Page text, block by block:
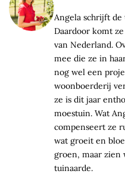
Angela schrijft
Daardoor komt
van Nederland.
mee die ze in
nog wel een
woonboerderij
ze is dit jaar
moestuin. Wat
compenseert ze
wat groeit en
groen, maar zien
tuinaarde.